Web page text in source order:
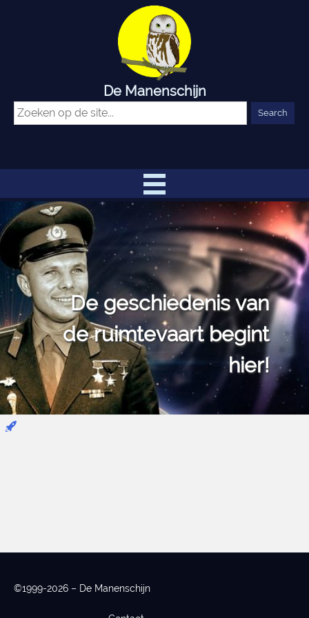
De Manenschijn
De geschiedenis van
de ruimtevaart begint
hier!
©1999-2026 – De Manenschijn